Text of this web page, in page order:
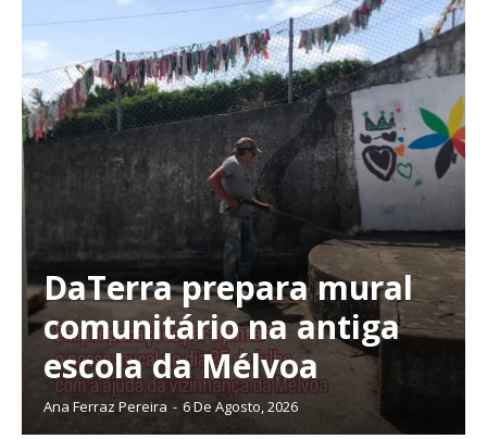
Faça-se assinante do Região de Cister e ajude-nos a manter este serviço
público!
Sendo assinante terá acesso a todos os conteúdos exclusivos e versões
digitais.
Escolha o plano de assinatura desejado:
ASSINATURA
IMPRESSA
32€
12 meses
DaTerra prepara mural
comunitário na antiga
escola da Mélvoa
Ana Ferraz Pereira - 6 De Agosto, 2026